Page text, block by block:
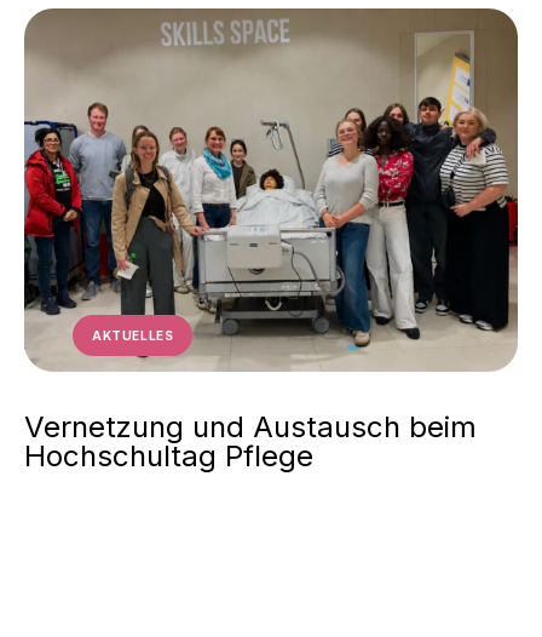
AKTUELLES
Vernetzung und Austausch beim
Hochschultag Pflege